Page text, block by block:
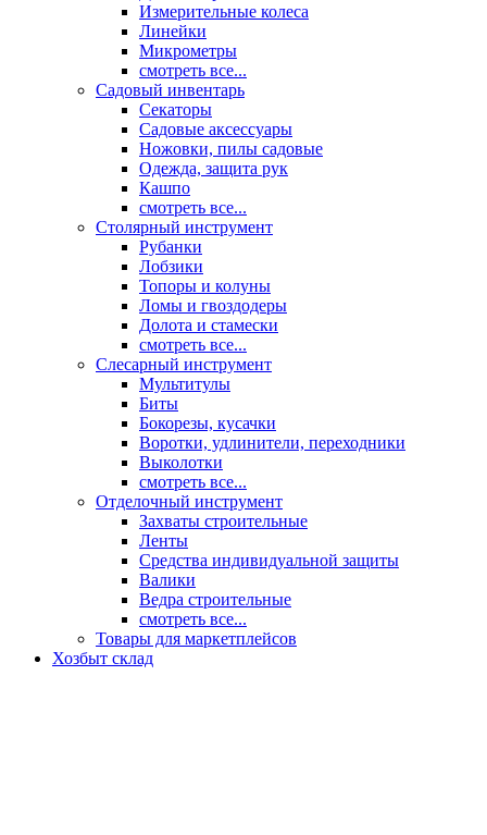
Измерительные колеса
Линейки
Микрометры
смотреть все...
Садовый инвентарь
Секаторы
Садовые аксессуары
Ножовки, пилы садовые
Одежда, защита рук
Кашпо
смотреть все...
Столярный инструмент
Рубанки
Лобзики
Топоры и колуны
Ломы и гвоздодеры
Долота и стамески
смотреть все...
Слесарный инструмент
Мультитулы
Биты
Бокорезы, кусачки
Воротки, удлинители, переходники
Выколотки
смотреть все...
Отделочный инструмент
Захваты строительные
Ленты
Средства индивидуальной защиты
Валики
Ведра строительные
смотреть все...
Товары для маркетплейсов
Хозбыт склад